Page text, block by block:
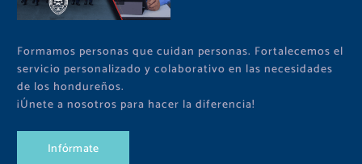
Formamos personas que cuidan personas. Fortalecemos el
servicio personalizado y colaborativo en las necesidades
de los hondureños.
¡Únete a nosotros para hacer la diferencia!
Infórmate